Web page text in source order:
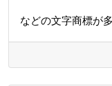
などの文字商標が多